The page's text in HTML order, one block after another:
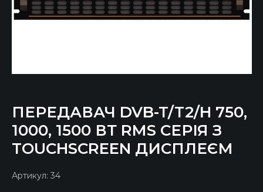
ПЕРЕДАВАЧ DVB-T/T2/H 750,
1000, 1500 ВТ RMS СЕРІЯ З
TOUCHSCREEN ДИСПЛЕЄМ
Артикул: 34